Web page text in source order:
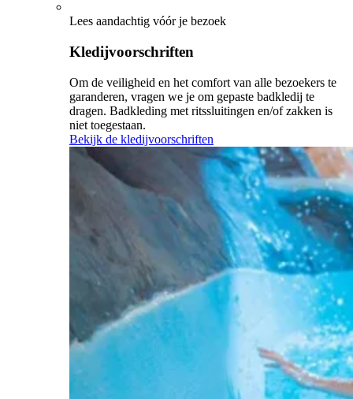
Lees aandachtig vóór je bezoek
Kledijvoorschriften
Om de veiligheid en het comfort van alle bezoekers te
garanderen, vragen we je om gepaste badkledij te
dragen. Badkleding met ritssluitingen en/of zakken is
niet toegestaan.
Bekijk de kledijvoorschriften